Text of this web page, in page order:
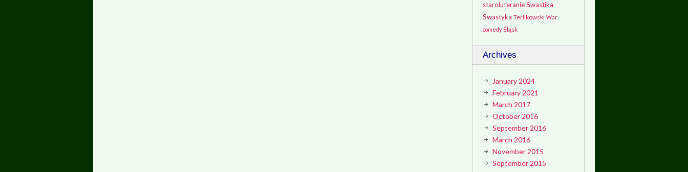
staroluteranieSwastika
Swastyka Terlikowski War
comedy Śląsk
Archives
January 2024
February 2021
March 2017
October 2016
September 2016
March 2016
November 2015
September 2015